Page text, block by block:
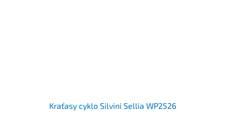
Kraťasy cyklo Silvini Sellia WP2526